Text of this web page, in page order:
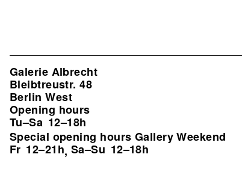
Galerie Albrecht
Bleibtreustr. 48
Berlin West
Opening hours
Tu–Sa 12–18h
Special opening hours Gallery Weekend
Fr 12–21h, Sa–Su 12–18h